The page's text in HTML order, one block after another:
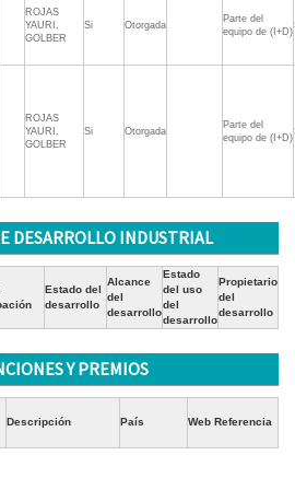
ROJAS
YAURI,
GOLBER
Si Otorgada
Parte del
equipo de (I+D)
ROJAS
YAURI,
GOLBER
Si Otorgada
Parte del
equipo de (I+D)
DESARROLLO INDUSTRIAL
Estado del
desarrollo
Alcance
del
desarrollo
Estado
del uso
del
desarrollo
Propietario
del
desarrollo
Y PREMIOS
Descripción País Web Referencia